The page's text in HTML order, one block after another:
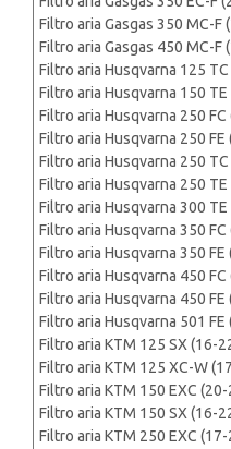
Filtro aria Gasgas 350 MC-F
Filtro aria Gasgas 450 MC-F
Filtro aria Husqvarna 125
Filtro aria Husqvarna 150
Filtro aria Husqvarna 250 FC
Filtro aria Husqvarna 250 FE
Filtro aria Husqvarna 250
Filtro aria Husqvarna 250
Filtro aria Husqvarna 300
Filtro aria Husqvarna 350 FC
Filtro aria Husqvarna 350 FE
Filtro aria Husqvarna 450 FC
Filtro aria Husqvarna 450 FE
Filtro aria Husqvarna 501 FE
Filtro aria KTM 125 SX (16-
Filtro aria KTM 125 XC-W
Filtro aria KTM 150 EXC (20-
Filtro aria KTM 150 SX (16-
Filtro aria KTM 250 EXC (17-